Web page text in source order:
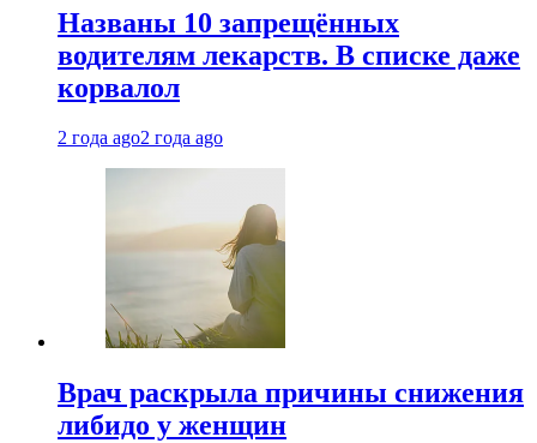
Названы 10 запрещённых
водителям лекарств. В списке даже
корвалол
2 года ago2 года ago
Врач раскрыла причины снижения
либидо у женщин